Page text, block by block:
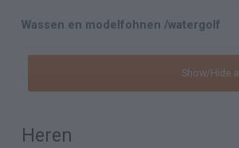
Wassen en modelfohnen /watergolf
Show/Hide all
Heren